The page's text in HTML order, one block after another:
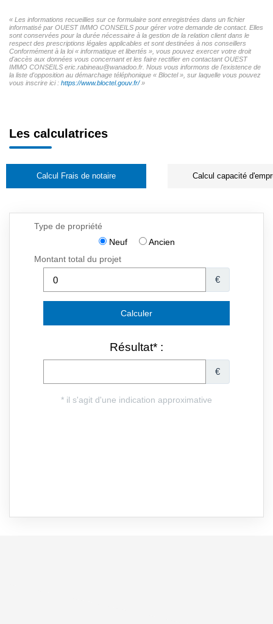
« Les informations recueillies sur ce formulaire sont enregistrées dans un fichier
informatisé par OUEST IMMO CONSEILS pour gérer votre demande de contact. Elles
sont conservées pour la durée nécessaire à la gestion de la relation client dans le
respect des prescriptions légales applicables et sont destinées à nos conseillers
Conformément à la loi « informatique et libertés », vous pouvez exercer votre droit
d'accès aux données vous concernant et les faire rectifier en contactant OUEST
IMMO CONSEILS eric.rabineau@wanadoo.fr. Nous vous informons de l'existence de
la liste d'opposition au démarchage téléphonique « Bloctel », sur laquelle vous pouvez
vous inscrire ici : https://www.bloctel.gouv.fr/»
Les calculatrices
Calcul Frais de notaire Calcul capacité